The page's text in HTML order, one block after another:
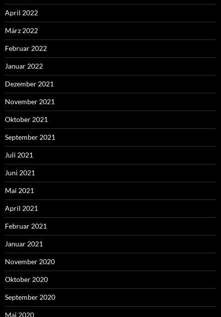
April 2022
März 2022
Februar 2022
Januar 2022
Dezember 2021
November 2021
Oktober 2021
September 2021
Juli 2021
Juni 2021
Mai 2021
April 2021
Februar 2021
Januar 2021
November 2020
Oktober 2020
September 2020
Mai 2020